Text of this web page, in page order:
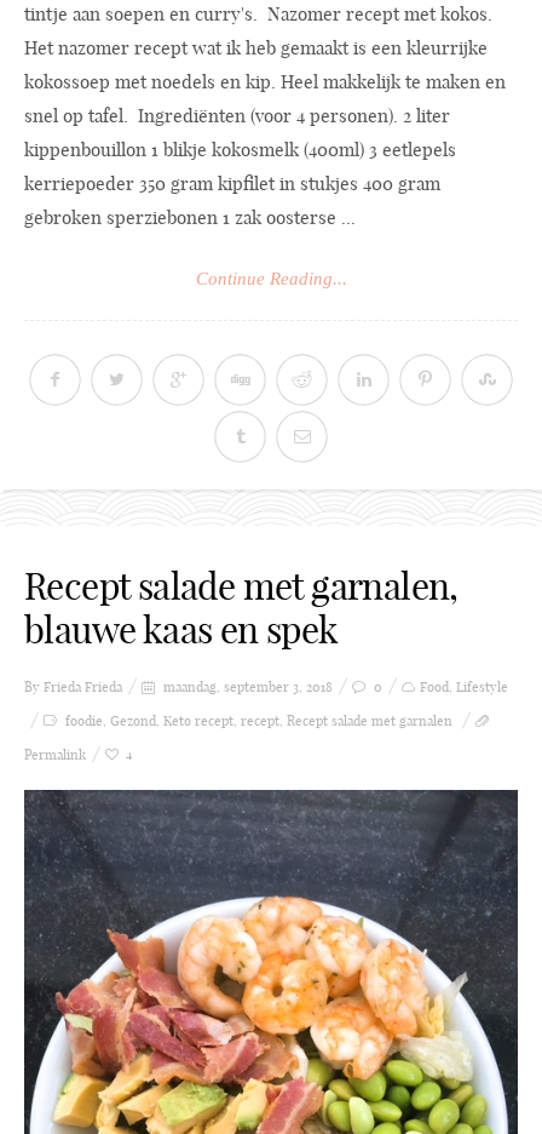
tintje aan soepen en curry's. Nazomer recept met kokos.
Het nazomer recept wat ik heb gemaakt is een kleurrijke
kokossoep met noedels en kip. Heel makkelijk te maken en
snel op tafel. Ingrediënten (voor 4 personen). 2 liter
kippenbouillon 1 blikje kokosmelk (400ml) 3 eetlepels
kerriepoeder 350 gram kipfilet in stukjes 400 gram
gebroken sperziebonen 1 zak oosterse ...
Continue Reading...
Recept salade met garnalen,
blauwe kaas en spek
By Frieda Frieda maandag, september 3, 2018 0 Food, Lifestyle
foodie, Gezond, Keto recept, recept, Recept salade met garnalen
Permalink
4